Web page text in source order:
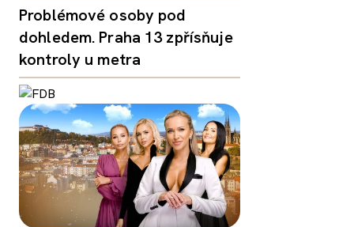
Problémové osoby pod
dohledem. Praha 13 zpřísňuje
kontroly u metra